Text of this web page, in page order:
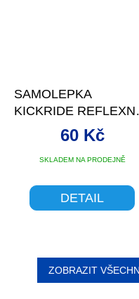
SAMOLEPKA
KICKRIDE REFLEXNÍ
STŘÍBRNÁ
SKLADEM NA PRODEJNĚ
60 Kč
DETAIL
ZOBRAZIT